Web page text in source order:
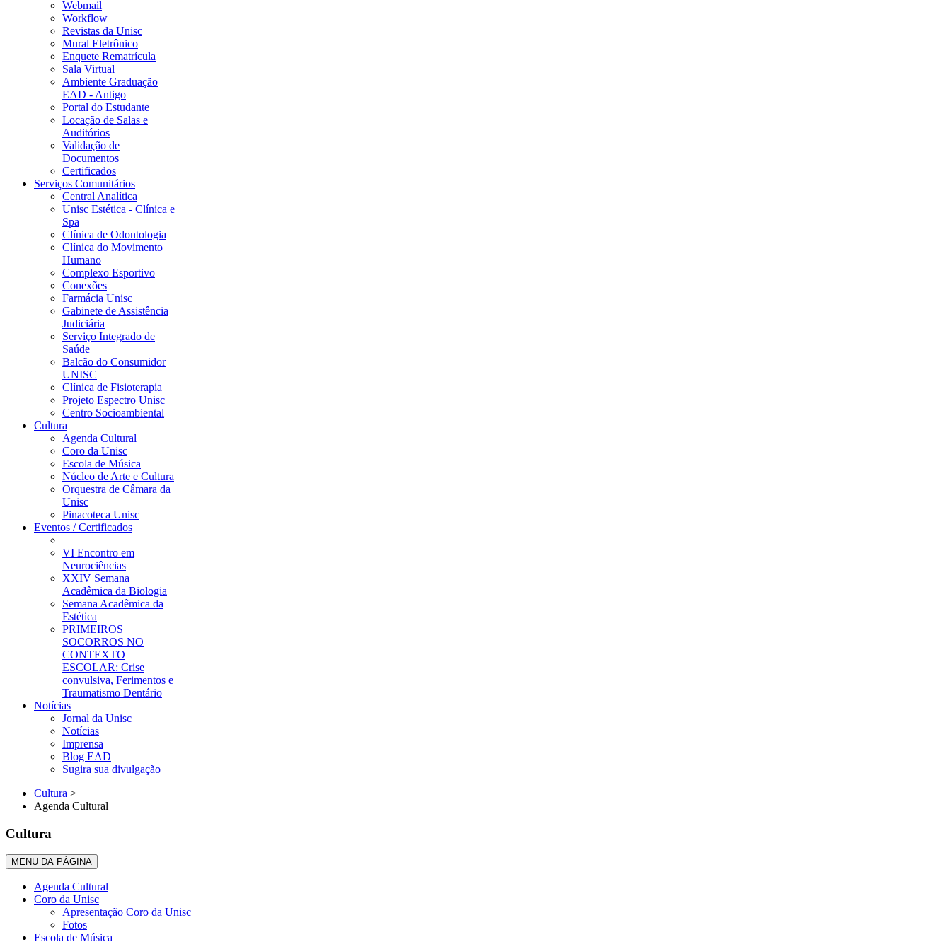
Webmail
Workflow
Revistas da Unisc
Mural Eletrônico
Enquete Rematrícula
Sala Virtual
Ambiente Graduação
EAD - Antigo
Portal do Estudante
Locação de Salas e
Auditórios
Validação de
Documentos
Certificados
Serviços Comunitários
Central Analítica
Unisc Estética - Clínica e
Spa
Clínica de Odontologia
Clínica do Movimento
Humano
Complexo Esportivo
Conexões
Farmácia Unisc
Gabinete de Assistência
Judiciária
Serviço Integrado de
Saúde
Balcão do Consumidor
UNISC
Clínica de Fisioterapia
Projeto Espectro Unisc
Centro Socioambiental
Cultura
Agenda Cultural
Coro da Unisc
Escola de Música
Núcleo de Arte e Cultura
Orquestra de Câmara da
Unisc
Pinacoteca Unisc
Eventos / Certificados
VI Encontro em
Neurociências
XXIV Semana
Acadêmica da Biologia
Semana Acadêmica da
Estética
PRIMEIROS
SOCORROS NO
CONTEXTO
ESCOLAR: Crise
convulsiva, Ferimentos e
Traumatismo Dentário
Notícias
Jornal da Unisc
Notícias
Imprensa
Blog EAD
Sugira sua divulgação
Cultura >
Agenda Cultural
Cultura
MENU DA PÁGINA
Agenda Cultural
Coro da Unisc
Apresentação Coro da Unisc
Fotos
Escola de Música